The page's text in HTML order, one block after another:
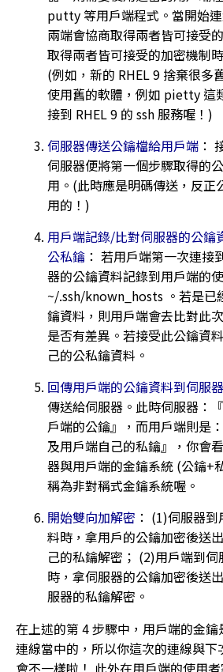
putty 等用戶端程式。當開始
兩端會協商取得兩者皆可接受
取得兩者皆可接受的加密機制
(例如，新的 RHEL 9 捨棄很多
使用舊的軟體，例如 pietty 這
接到 RHEL 9 的 ssh 服務喔！)
伺服器傳送公鑰檔給用戶端 ：
伺服器便將第一個步驟取得的
用。(此時應是明碼傳送，反正
用的！)
用戶端記錄/比對伺服器的公鑰
公私鑰 ： 若用戶端第一次連接
器的公鑰資料記錄到用戶端的
~/.ssh/known_hosts 。若是已
鑰資料，則用戶端會去比對此
是否有差異。若接受此公鑰資
己的公私鑰資料。
回傳用戶端的公鑰資料到伺服
傳送給伺服器。此時伺服器：
戶端的公鑰』，而用戶端則是
及用戶端自己的私鑰』，你會
器與用戶端的金鑰系統 (公鑰+
稱為非對稱式金鑰系統喔。
開始雙向加解密 ： (1)伺服器
料時，拿用戶的公鑰加密後送
己的私鑰解密； (2)用戶端到
時，拿伺服器的公鑰加密後送
服器的私鑰解密。
在上述的第 4 步驟中，用戶端的金
連線當中的，所以你這次的連線與
會不一樣啦！ 此外在用戶端的使用